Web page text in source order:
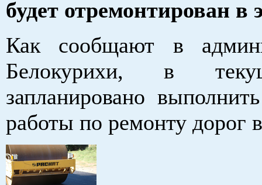
будет отремонтирован в
Как сообщают в
Белокурихи, в
запланировано
работы по ремонту дорог